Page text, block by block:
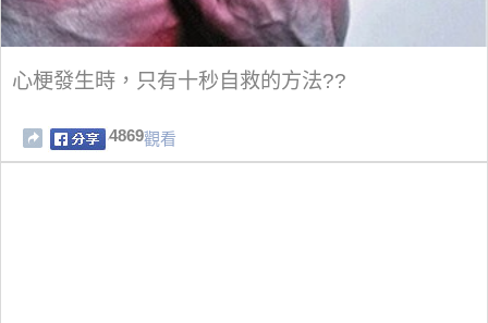
心梗發生時，只有十秒自救的方法??
4869觀看